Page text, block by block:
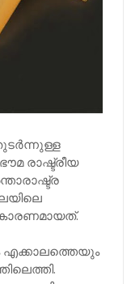
രാഷ്ട്രീയ